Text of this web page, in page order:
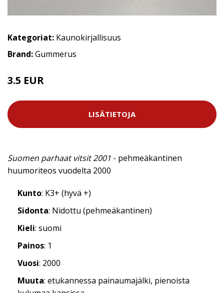
Kategoriat: Kaunokirjallisuus
Brand:Gummerus
3.5 EUR
LISÄTIETOJA
Suomen parhaat vitsit 2001 - pehmeäkantinen
huumoriteos vuodelta 2000
Kunto: K3+ (hyvä +)
Sidonta: Nidottu (pehmeäkantinen)
Kieli: suomi
Painos: 1
Vuosi: 2000
Muuta: etukannessa painaumajälki, pienoista